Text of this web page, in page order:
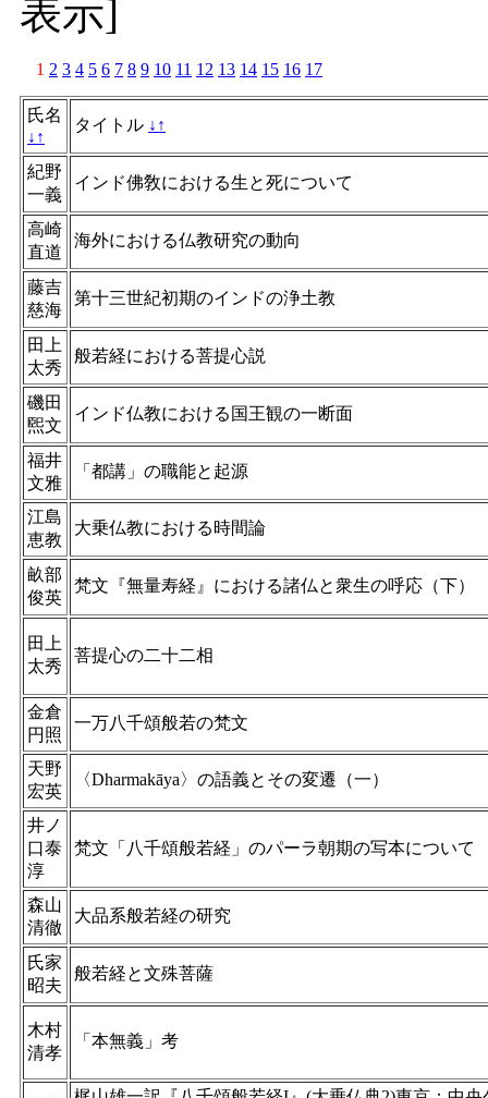
表示]
1 2 3 4 5 6 7 8 9 10 11 12 13 14 15 16 17
氏名
↓ ↑
タイトル ↓ ↑
紀野
一義
インド佛敎における生と死について
高崎
直道
海外における仏教研究の動向
藤吉
慈海
第十三世紀初期のインドの浄土教
田上
太秀
般若経における菩提心説
磯田
煕文
インド仏教における国王観の一断面
福井
文雅
「都講」の職能と起源
江島
恵教
大乗仏教における時間論
畝部
俊英
梵文『無量寿経』における諸仏と衆生の呼応（下）
田上
太秀
菩提心の二十二相
金倉
円照
一万八千頌般若の梵文
天野
宏英
〈Dharmakāya〉の語義とその変遷（一）
井ノ
口泰
淳
梵文「八千頌般若経」のパーラ朝期の写本について
森山
清徹
大品系般若経の研究
氏家
昭夫
般若経と文殊菩薩
木村
清孝
「本無義」考